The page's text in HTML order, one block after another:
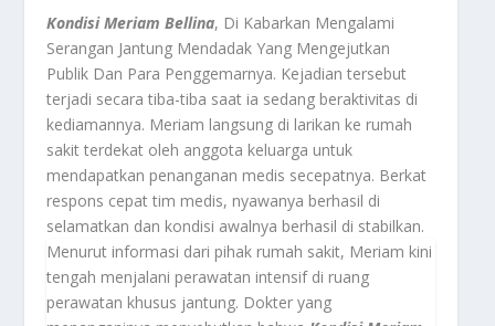
Kondisi Meriam Bellina, Di Kabarkan Mengalami
Serangan Jantung Mendadak Yang Mengejutkan
Publik Dan Para Penggemarnya. Kejadian tersebut
terjadi secara tiba-tiba saat ia sedang beraktivitas di
kediamannya. Meriam langsung di larikan ke rumah
sakit terdekat oleh anggota keluarga untuk
mendapatkan penanganan medis secepatnya. Berkat
respons cepat tim medis, nyawanya berhasil di
selamatkan dan kondisi awalnya berhasil di stabilkan.
Menurut informasi dari pihak rumah sakit, Meriam kini
tengah menjalani perawatan intensif di ruang
perawatan khusus jantung. Dokter yang